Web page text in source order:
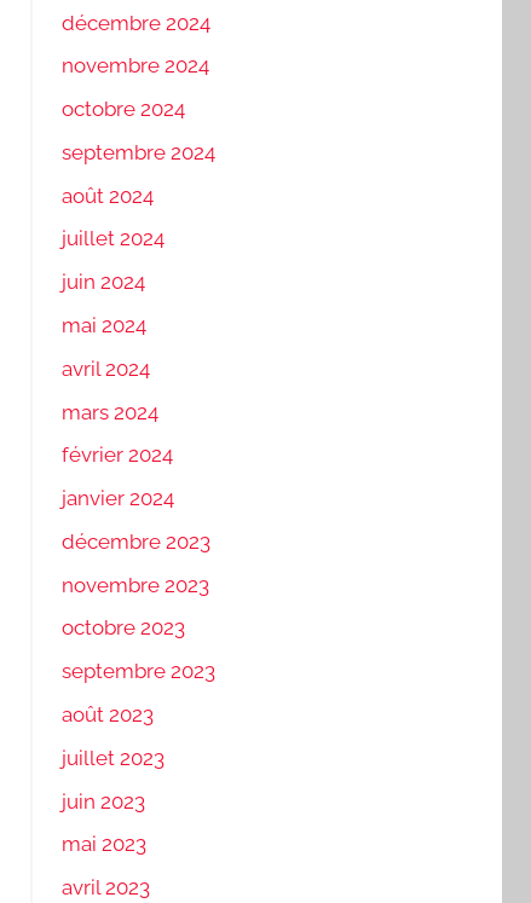
décembre 2024
novembre 2024
octobre 2024
septembre 2024
août 2024
juillet 2024
juin 2024
mai 2024
avril 2024
mars 2024
février 2024
janvier 2024
décembre 2023
novembre 2023
octobre 2023
septembre 2023
août 2023
juillet 2023
juin 2023
mai 2023
avril 2023